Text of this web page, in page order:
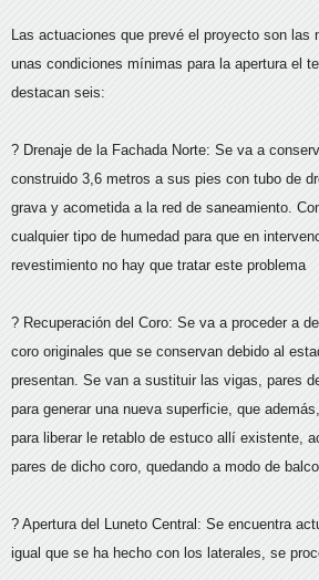
Las actuaciones que prevé el proyecto son las
unas condiciones mínimas para la apertura el
destacan seis:
? Drenaje de la Fachada Norte: Se va a
construido 3,6 metros a sus pies con tubo de
grava y acometida a la red de saneamiento.
cualquier tipo de humedad para que en
revestimiento no hay que tratar este problema
? Recuperación del Coro: Se va a proceder a
coro originales que se conservan debido al
presentan. Se van a sustituir las vigas, pares
para generar una nueva superficie, que
para liberar le retablo de estuco allí existente,
pares de dicho coro, quedando a modo de
? Apertura del Luneto Central: Se encuentra
igual que se ha hecho con los laterales, se